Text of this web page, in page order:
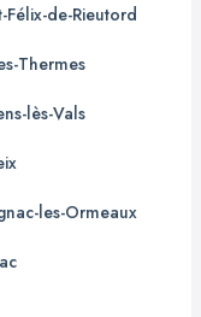
Félix-de-Rieutord
Thermes
lès-Vals
les-Ormeaux